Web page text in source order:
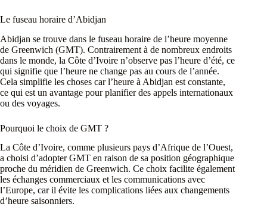
Le fuseau horaire d’Abidjan
Abidjan se trouve dans le fuseau horaire de l’heure moyenne
de Greenwich (GMT). Contrairement à de nombreux endroits
dans le monde, la Côte d’Ivoire n’observe pas l’heure d’été, ce
qui signifie que l’heure ne change pas au cours de l’année.
Cela simplifie les choses car l’heure à Abidjan est constante,
ce qui est un avantage pour planifier des appels internationaux
ou des voyages.
Pourquoi le choix de GMT ?
La Côte d’Ivoire, comme plusieurs pays d’Afrique de l’Ouest,
a choisi d’adopter GMT en raison de sa position géographique
proche du méridien de Greenwich. Ce choix facilite également
les échanges commerciaux et les communications avec
l’Europe, car il évite les complications liées aux changements
d’heure saisonniers.